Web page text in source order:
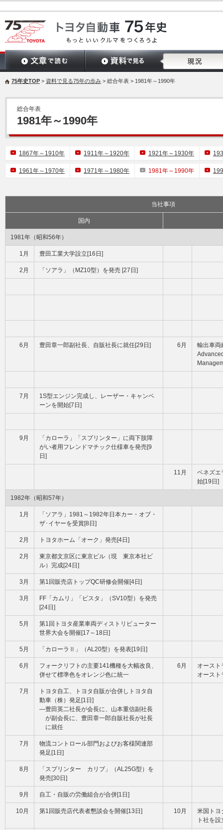
75年史TOP > 資料で見る75年の歩み > 総合年表 > 1981年～1990年
総合年表
1981年～1990年
1867年～1910年 1911年～1920年 1921年～1930年
1961年～1970年 1971年～1980年 1981年～1990年
当社事項
国内
1981年（昭和56年）
1月 豊田工業大学設立[16日]
2月 「ソアラ」（MZ10型）を発売 [27日]
6月 豊田章一郎副社長、自販社長に就任[29日] 6月
輸出車両
7月
1S型エンジン完成し、レーザー・キャンペ
ーンを開始[7日]
9月
「カローラ」「スプリンター」に両下肢障
がい者用フレンドマチック仕様車を発売[9
日]
11月
ベネズエ
始[19日]
1982年（昭和57年）
1月
「ソアラ」1981～1982年日本カー・オブ・
ザ･イヤーを受賞[8日]
2月 トヨタホーム「オーク」発売[4日]
2月
東京都文京区に東京ビル（現 東京本社ビ
ル）完成[24日]
3月 第1回販売店トップQC研修会開催[4日]
3月
FF「カムリ」「ビスタ」（SV10型）を発売
[24日]
5月
第1回トヨタ産業車両ディストリビューター
世界大会を開催[17～18日]
5月 「カローラⅡ」（AL20型）を発表[19日]
6月
フォークリフトの主要141機種を大幅改良、
併せて標準色をオレンジ色に統一
6月
オースト
オースト
7月
トヨタ自工、トヨタ自販が合併しトヨタ自
動車（株）発足[1日]
―豊田英二社長が会長に、山本重信副社長
が副会長に、豊田章一郎自販社長が社長
に就任
7月
物流コントロール部門およびお客様関連部
発足[1日]
8月
「スプリンター カリブ」（AL25G型）を
発売[30日]
9月 自工・自販の労働組合が合併[1日]
10月 第1回販売店代表者懇談会を開催[13日] 10月
米国トヨ
ト社を